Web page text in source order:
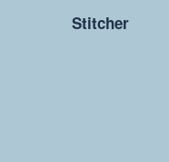
Stitcher